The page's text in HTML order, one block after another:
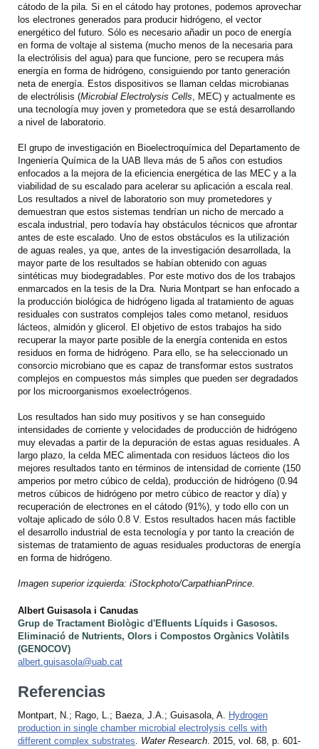
cátodo de la pila. Si en el cátodo hay protones, podemos aprovechar
los electrones generados para producir hidrógeno, el vector
energético del futuro. Sólo es necesario añadir un poco de energía
en forma de voltaje al sistema (mucho menos de la necesaria para
la electrólisis del agua) para que funcione, pero se recupera más
energía en forma de hidrógeno, consiguiendo por tanto generación
neta de energía. Estos dispositivos se llaman celdas microbianas
de electrólisis (Microbial Electrolysis Cells , MEC) y actualmente es
una tecnología muy joven y prometedora que se está desarrollando
a nivel de laboratorio.
El grupo de investigación en Bioelectroquímica del Departamento de
Ingeniería Química de la UAB lleva más de 5 años con estudios
enfocados a la mejora de la eficiencia energética de las MEC y a la
viabilidad de su escalado para acelerar su aplicación a escala real.
Los resultados a nivel de laboratorio son muy prometedores y
demuestran que estos sistemas tendrían un nicho de mercado a
escala industrial, pero todavía hay obstáculos técnicos que afrontar
antes de este escalado. Uno de estos obstáculos es la utilización
de aguas reales, ya que, antes de la investigación desarrollada, la
mayor parte de los resultados se habían obtenido con aguas
sintéticas muy biodegradables. Por este motivo dos de los trabajos
enmarcados en la tesis de la Dra. Nuria Montpart se han enfocado a
la producción biológica de hidrógeno ligada al tratamiento de aguas
residuales con sustratos complejos tales como metanol, residuos
lácteos, almidón y glicerol. El objetivo de estos trabajos ha sido
recuperar la mayor parte posible de la energía contenida en estos
residuos en forma de hidrógeno. Para ello, se ha seleccionado un
consorcio microbiano que es capaz de transformar estos sustratos
complejos en compuestos más simples que pueden ser degradados
por los microorganismos exoelectrógenos.
Los resultados han sido muy positivos y se han conseguido
intensidades de corriente y velocidades de producción de hidrógeno
muy elevadas a partir de la depuración de estas aguas residuales. A
largo plazo, la celda MEC alimentada con residuos lácteos dio los
mejores resultados tanto en términos de intensidad de corriente (150
amperios por metro cúbico de celda), producción de hidrógeno (0.94
metros cúbicos de hidrógeno por metro cúbico de reactor y día) y
recuperación de electrones en el cátodo (91%), y todo ello con un
voltaje aplicado de sólo 0.8 V. Estos resultados hacen más factible
el desarrollo industrial de esta tecnología y por tanto la creación de
sistemas de tratamiento de aguas residuales productoras de energía
en forma de hidrógeno.
Imagen superior izquierda: iStockphoto/CarpathianPrince.
Albert Guisasola i Canudas
Grup de Tractament Biològic d'Efluents Líquids i Gasosos.
Eliminació de Nutrients, Olors i Compostos Orgànics Volàtils
(GENOCOV)
albert.guisasola@uab.cat
Referencias
Montpart, N.; Rago, L.; Baeza, J.A.; Guisasola, A. Hydrogen
production in single chamber microbial electrolysis cells with
different complex substrates
Water Research . 2015, vol. 68, p. 601-